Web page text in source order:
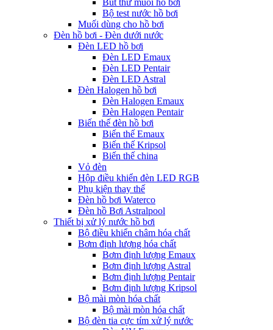
Bút thử muối hồ bơi
Bộ test nước hồ bơi
Muối dùng cho hồ bơi
Đèn hồ bơi - Đèn dưới nước
Đèn LED hồ bơi
Đèn LED Emaux
Đèn LED Pentair
Đèn LED Astral
Đèn Halogen hồ bơi
Đèn Halogen Emaux
Đèn Halogen Pentair
Biến thế đèn hồ bơi
Biến thế Emaux
Biến thế Kripsol
Biến thế china
Vỏ đèn
Hộp điều khiển đèn LED RGB
Phụ kiện thay thế
Đèn hồ bơi Waterco
Đèn hồ Bơi Astralpool
Thiết bị xử lý nước hồ bơi
Bộ điều khiển châm hóa chất
Bơm định lượng hóa chất
Bơm định lượng Emaux
Bơm định lượng Astral
Bơm định lượng Pentair
Bơm định lượng Kripsol
Bộ mài mòn hóa chất
Bộ mài mòn hóa chất
Bộ đèn tia cực tím xử lý nước